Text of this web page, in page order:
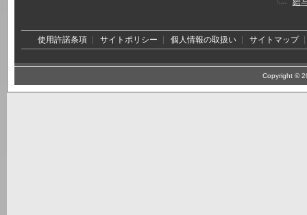
給
使用許諾条項 サイトポリシー 個人情報の取扱い サイトマップ
Copyright ©